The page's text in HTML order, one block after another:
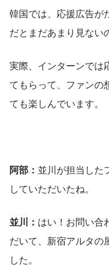
韓国では、応援広告が
だとまだあまり見ない
実際、インターンでは
てもらって、ファンの
ても楽しんでいます。
阿部： 並川が担当した
していただいたね。
並川： はい！お問い合
だいて、新宿アルタの
した。